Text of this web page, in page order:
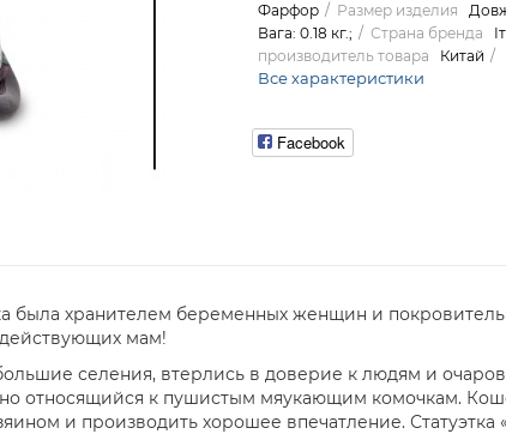
Фарфор
Размер изделия
Вага: 0.18 кг.;
Страна бренда
производитель товара
Китай
Все характеристики
Facebook
была хранителем беременных женщин и
мам!
селения, втерлись в доверие к людям и
относящийся к пушистым мяукающим комочкам.
и производить хорошее впечатление. Статуэтка